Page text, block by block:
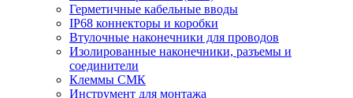
Герметичные кабельные вводы
IP68 коннекторы и коробки
Втулочные наконечники для проводов
Изолированные наконечники, разъемы и
соединители
Клеммы СМК
Инструмент для монтажа